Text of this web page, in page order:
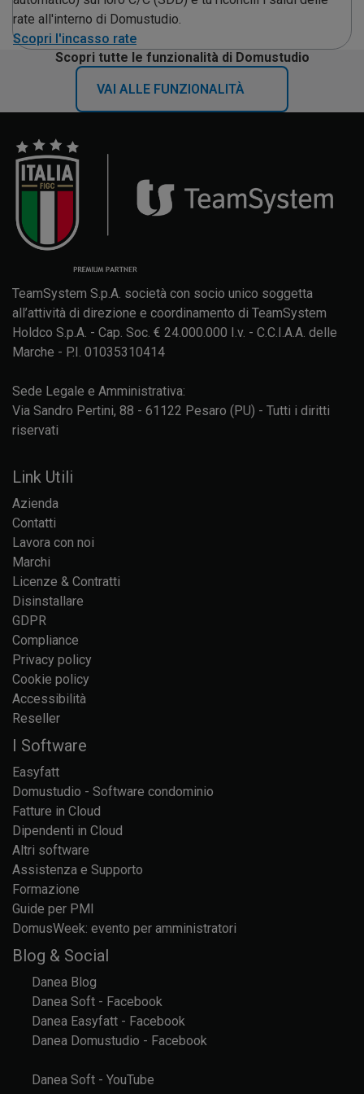
rate all'interno di Domustudio.
Scopri l'incasso rate
Scopri tutte le funzionalità di Domustudio
VAI ALLE FUNZIONALITÀ
TeamSystem S.p.A. società con socio unico soggetta
all’attività di direzione e coordinamento di TeamSystem
Holdco S.p.A. - Cap. Soc. € 24.000.000 I.v. - C.C.I.A.A. delle
Marche - P.I. 01035310414
Sede Legale e Amministrativa:
Via Sandro Pertini, 88 - 61122 Pesaro (PU) - Tutti i diritti
riservati
Link Utili
Azienda
Contatti
Lavora con noi
Marchi
Licenze & Contratti
Disinstallare
GDPR
Compliance
Privacy policy
Cookie policy
Accessibilità
Reseller
I Software
Easyfatt
Domustudio - Software condominio
Fatture in Cloud
Dipendenti in Cloud
Altri software
Assistenza e Supporto
Formazione
Guide per PMI
DomusWeek: evento per amministratori
Blog & Social
Danea Blog
Danea Soft - Facebook
Danea Easyfatt - Facebook
Danea Domustudio - Facebook
Danea Soft - YouTube